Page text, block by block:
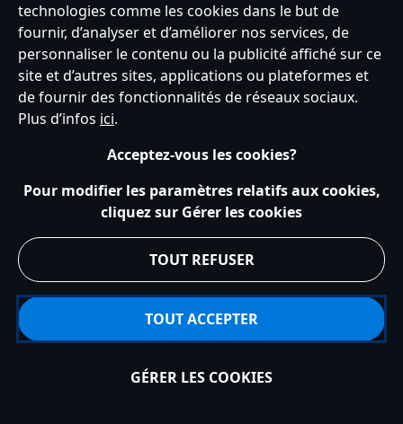
Épuisé
Service clients Conditions d’utilisation
Trouver un magasin
Plan du site
Règles de respect de la vie privée
Politique de cookies
Notice relative à la confidentialité
Conditions générales de vente
technologies comme les cookies dans le but de
fournir, d’analyser et d’améliorer nos services, de
personnaliser le contenu ou la publicité affiché sur ce
site et d’autres sites, applications ou plateformes et
de fournir des fonctionnalités de réseaux sociaux.
Plus d’infos ici.
Acceptez-vous les cookies?
Pour modifier les paramètres relatifs aux cookies,
cliquez sur Gérer les cookies
TOUT REFUSER
TOUT ACCEPTER
GÉRER LES COOKIES